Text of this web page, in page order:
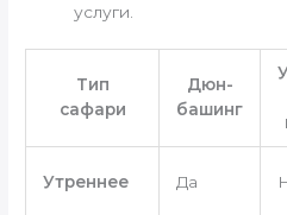
услуги.
Тип
сафари
Дюн-
башинг
Утреннее Да